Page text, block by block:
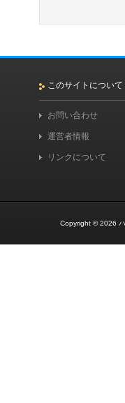
このサイトについて
お問い合わせ
運営者情報
リンクについて
Copyright © 2026